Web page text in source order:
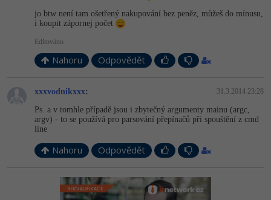
jo btw není tam ošetřený nakupování bez peněz, můžeš do mínusu,
i koupit zápornej počet
Editováno
Nahoru Odpovědět
xxxvodnikxxx: 31.3.2014 23:28
Ps. a v tomhle případě jsou i zbytečný argumenty mainu (argc,
argv) - to se používá pro parsování přepínačů při spouštění z cmd
line
Nahoru Odpovědět